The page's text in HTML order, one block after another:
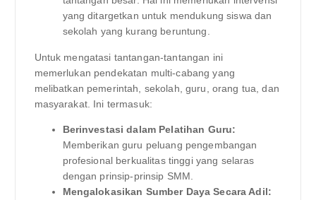
yang ditargetkan untuk mendukung siswa dan
sekolah yang kurang beruntung.
Untuk mengatasi tantangan-tantangan ini
memerlukan pendekatan multi-cabang yang
melibatkan pemerintah, sekolah, guru, orang tua, dan
masyarakat. Ini termasuk:
Berinvestasi dalam Pelatihan Guru:
Memberikan guru peluang pengembangan
profesional berkualitas tinggi yang selaras
dengan prinsip-prinsip SMM.
Mengalokasikan Sumber Daya Secara Adil: